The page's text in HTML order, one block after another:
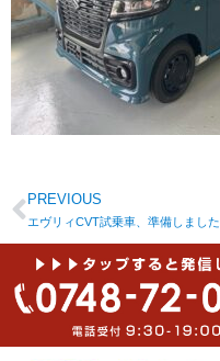
PREVIOUS
エヴリィCVT試乗車、準備しました